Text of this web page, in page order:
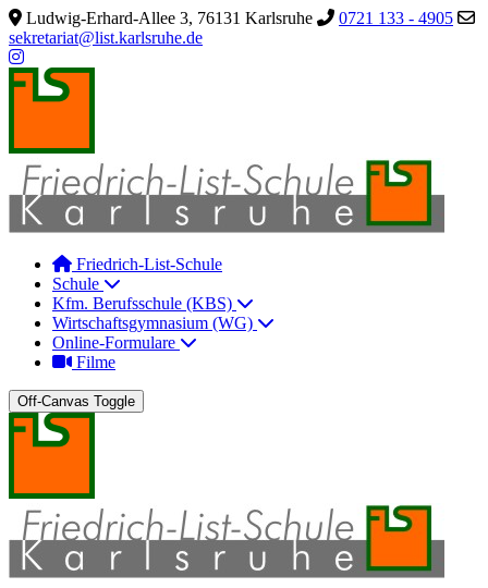
Ludwig-Erhard-Allee 3, 76131 Karlsruhe
0721 133 - 4905
sekretariat@list.karlsruhe.de
Friedrich-List-Schule
Schule
Kfm. Berufsschule (KBS)
Wirtschaftsgymnasium (WG)
Online-Formulare
Filme
Off-Canvas Toggle